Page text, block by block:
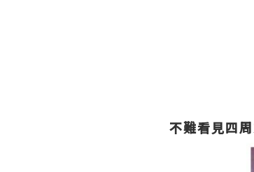
不難看見四